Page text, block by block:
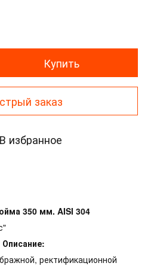
Купить
заказ
В избранное
350 мм. AISI 304
Описание:
ректификационной